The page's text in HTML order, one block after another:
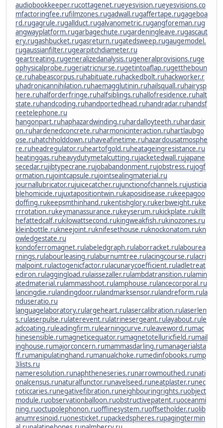
audiobookkeeper.rucottagenet.rueyesvision.rueyesvisions.co
mfactoringfee.rufilmzones.rugadwall.rugaffertape.rugageboa
rd.rugagrule.rugallduct.rugalvanometric.rugangforeman.rug
angwayplatform.rugarbagechute.rugardeningleave.rugascaut
ery.rugashbucket.rugasreturn.rugatedsweep.rugaugemodel.
rugaussianfilter.rugearpitchdiameter.ru
geartreating.rugeneralizedanalysis.rugeneralprovisions.ruge
ophysicalprobe.rugeriatricnurse.rugetintoaflap.rugettheboun
ce.ruhabeascorpus.ruhabituate.ruhackedbolt.ruhackworker.r
uhadronicannihilation.ruhaemagglutinin.ruhailsquall.ruhairysp
here.ruhalforderfringe.ruhalfsiblings.ruhallofresidence.ruhalt
state.ruhandcoding.ruhandportedhead.ruhandradar.ruhandsf
reetelephone.ru
hangonpart.ruhaphazardwinding.ruhardalloyteeth.ruhardasir
on.ruhardenedconcrete.ruharmonicinteraction.ruhartlaubgo
ose.ruhatchholddown.ruhaveafinetime.ruhazardousatmosphe
re.ruheadregulator.ruheartofgold.ruheatageingresistance.ru
heatinggas.ruheavydutymetalcutting.rujacketedwall.rujapane
secedar.rujibtypecrane.rujobabandonment.rujobstress.rujogf
ormation.rujointcapsule.rujointsealingmaterial.ru
journallubricator.rujuicecatcher.rujunctionofchannels.rujusticia
blehomicide.rujuxtapositiontwin.rukaposidisease.rukeepagoo
doffing.rukeepsmthinhand.rukentishglory.rukerbweight.ruke
rrrotation.rukeymanassurance.rukeyserum.rukickplate.rukillt
hefattedcalf.rukilowattsecond.rukingweakfish.rukinozones.ru
kleinbottle.rukneejoint.ruknifesethouse.ruknockonatom.rukn
owledgestate.ru
kondoferromagnet.ru labeledgraph.ru laborracket.ru labourea
rnings.ru labourleasing.ru laburnumtree.ru lacingcourse.ru lacri
malpoint.ru lactogenicfactor.ru lacunarycoefficient.ru ladletreat
ediron.ru laggingload.ru laissezaller.ru lambdatransition.ru lamin
atedmaterial.ru lammasshoot.ru lamphouse.ru lancecorporal.ru
lancingdie.ru landingdoor.ru landmarksensor.ru landreform.ru la
nduseratio.ru
languagelaboratory.ru largeheart.ru lasercalibration.ru laserlen
s.ru laserpulse.ru laterevent.ru latrinesergeant.ru layabout.ru le
adcoating.ru leadingfirm.ru learningcurve.ru leaveword.rumac
hinesensible.rumagneticequator.rumagnetotelluricfield.rumail
inghouse.rumajorconcern.rumammasdarling.rumanagerialsta
ff.rumanipulatinghand.rumanualchoke.rumedinfobooks.rump
3lists.ru
nameresolution.runaphtheneseries.runarrowmouthed.runati
onalcensus.runaturalfunctor.runavelseed.runeatplaster.runec
roticcaries.runegativefibration.runeighbouringrights.ruobject
module.ruobservationballoon.ruobstructivepatent.ruoceanmi
ning.ruoctupolephonon.ruofflinesystem.ruoffsetholder.ruolib
anumresinoid.ruonesticket.rupackedspheres.rupagingtermin